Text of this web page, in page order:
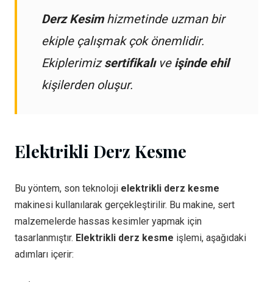
Derz Kesimhizmetinde uzman bir
ekiple çalışmak çok önemlidir.
Ekiplerimizsertifikalıve işinde ehil
kişilerden oluşur.
Elektrikli Derz Kesme
Bu yöntem, son teknoloji elektrikli derz kesme
makinesi kullanılarak gerçekleştirilir. Bu makine, sert
malzemelerde hassas kesimler yapmak için
tasarlanmıştır. Elektrikli derz kesme işlemi, aşağıdaki
adımları içerir: